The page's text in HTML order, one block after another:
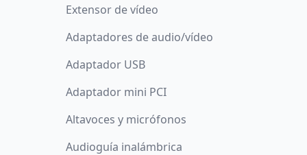
Extensor de vídeo
Adaptadores de audio/vídeo
Adaptador USB
Adaptador mini PCI
Altavoces y micrófonos
Audioguía inalámbrica